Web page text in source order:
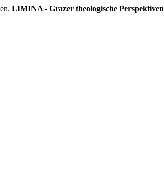
LIMINA - Grazer theologische Perspektiven